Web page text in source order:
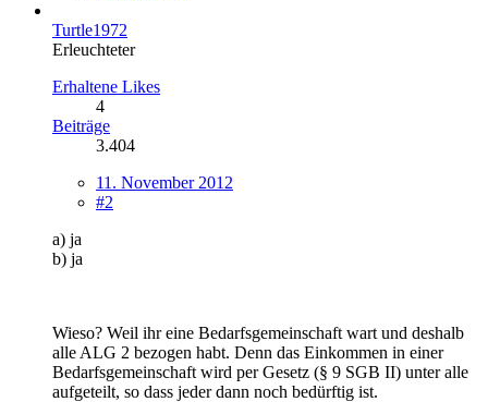
Turtle1972
Erleuchteter
Erhaltene Likes
4
Beiträge
3.404
11. November 2012
#2
a) ja
b) ja
Wieso? Weil ihr eine Bedarfsgemeinschaft wart und deshalb
alle ALG 2 bezogen habt. Denn das Einkommen in einer
Bedarfsgemeinschaft wird per Gesetz (§ 9 SGB II) unter alle
aufgeteilt, so dass jeder dann noch bedürftig ist.